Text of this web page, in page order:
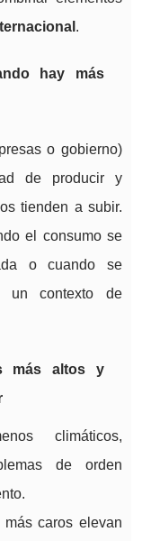
.
hay más
o gobierno)
de producir y
tienden a subir.
el consumo se
o cuando se
un contexto de
más altos y
climáticos,
de orden
más caros elevan